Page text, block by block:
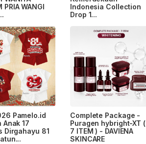
PRIA WANGI
Indonesia Collection
Drop 1...
Pamelo.id
Anak 17
Dirgahayu 81
Complete Package -
Puragen hybright-XT (
7 ITEM ) - DAVIENA
SKINCARE